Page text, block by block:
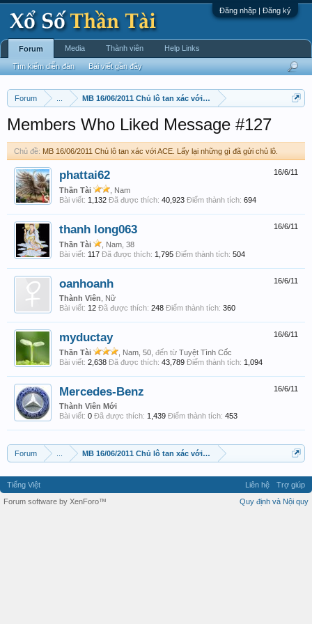
Đăng nhập | Đăng ký
Forum MB 16/06/2011 Chủ lô tan xác với ACE. Lấy lại những gì đã
Members Who Liked Message #127
Chủ đề: MB 16/06/2011 Chủ lô tan xác với ACE. Lấy lại những gì đã gửi chủ lô.
16/6/11
phattai62
Thần Tài
, Nam
Bài viết: 1,132 Đã được thích: 40,923 Điểm thành tích: 694
16/6/11
thanh long063
Thần Tài
, Nam, 38
Bài viết: 117 Đã được thích: 1,795 Điểm thành tích: 504
16/6/11
oanhoanh
Thành Viên , Nữ
Bài viết: 12 Đã được thích: 248 Điểm thành tích: 360
16/6/11
myductay
Thần Tài , Nam, 50, đến từ Tuyệt Tình Cốc
Bài viết: 2,638 Đã được thích: 43,789 Điểm thành tích: 1,094
16/6/11
Mercedes-Benz
Thành Viên Mới
Bài viết: 0 Đã được thích: 1,439 Điểm thành tích: 453
Forum MB 16/06/2011 Chủ lô tan xác với ACE. Lấy lại những gì đã
Forum
Tìm kiếm diễn đàn Bài viết gần đây
Media Thành viên Help Links
Tiếng Việt Liên hệ
Trợ giúp
Quy định và Nội quy
Forum software by XenForo™